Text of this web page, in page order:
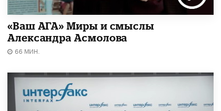
«Ваш АГА» Миры и смыслы
Александра Асмолова
66 МИН.